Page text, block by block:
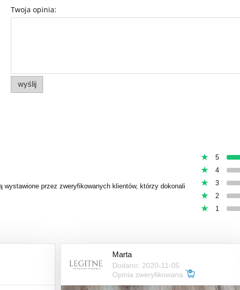
Twoja opinia:
wyślij
wystawione przez zweryfikowanych klientów, którzy dokonali
5
4
3
2
1
Marta
Dodano: 2020-11-05
Opinia zweryfikowana